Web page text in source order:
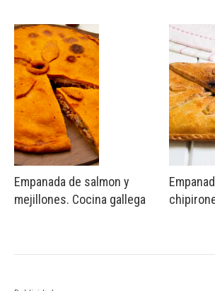
Empanada de salmon y
mejillones. Cocina gallega